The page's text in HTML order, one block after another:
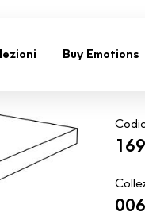
Buy Emotions